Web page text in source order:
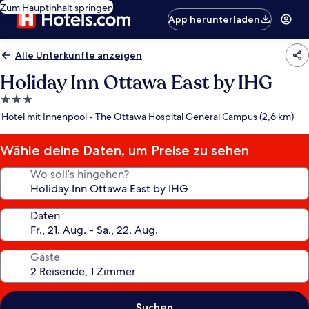
Zum Hauptinhalt springen
App herunterladen
Alle Unterkünfte anzeigen
Holiday Inn Ottawa East by IHG
3.0-
Sterne-
Hotel mit Innenpool - The Ottawa Hospital General Campus (2,6 km)
Wähle deine Daten, um Preise zu sehen
Wo soll’s hingehen?
Daten
Gäste